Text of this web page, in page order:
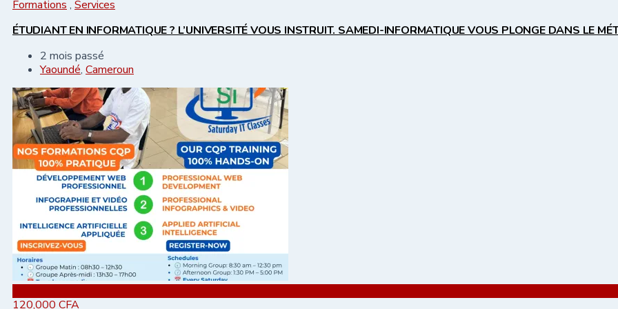
Formations , Services
ÉTUDIANT EN INFORMATIQUE ? L’UNIVERSITÉ VOUS INSTRUIT. SAMEDI-INFORMATIQUE VOUS PLONGE DANS LE
2 mois passé
Yaoundé, Cameroun
120,000 CFA